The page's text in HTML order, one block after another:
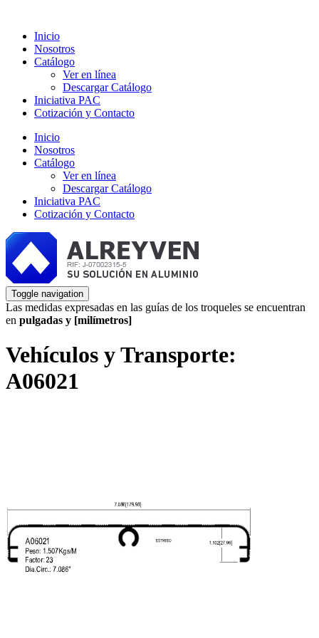
Inicio
Nosotros
Catálogo
Ver en línea
Descargar Catálogo
Iniciativa PAC
Cotización y Contacto
Inicio
Nosotros
Catálogo
Ver en línea
Descargar Catálogo
Iniciativa PAC
Cotización y Contacto
Toggle navigation
Las medidas expresadas en las guías de los troqueles se encuentran
en pulgadas y [milímetros]
Vehículos y Transporte:
A06021